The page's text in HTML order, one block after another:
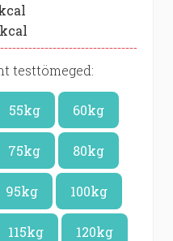
kcal
testtömeged:
55kg 60kg
75kg 80kg
95kg 100kg
115kg 120kg